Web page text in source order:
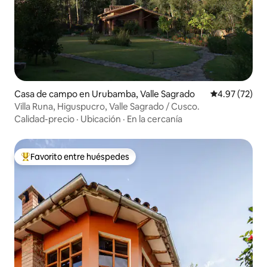
Casa de campo en Urubamba, Valle Sagrado Calificación
4.97 (72)
Villa Runa, Higuspucro, Valle Sagrado / Cusco.
Calidad-precio · Ubicación · En la cercanía
Favorito entre huéspedes preferido
Favorito entre huéspedes